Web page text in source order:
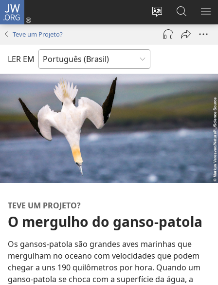
JW.ORG
Mudar
idioma
Log
(abre
janela)
Buscar
no
JW.ORG
Teve um Projeto?
LER EM
TEVE UM PROJETO?
O mergulho do ganso-patola
Os gansos-patola são grandes aves marinhas que
mergulham no oceano com velocidades que podem
chegar a uns 190 quilômetros por hora. Quando um
ganso-patola se choca com a superfície da água, a